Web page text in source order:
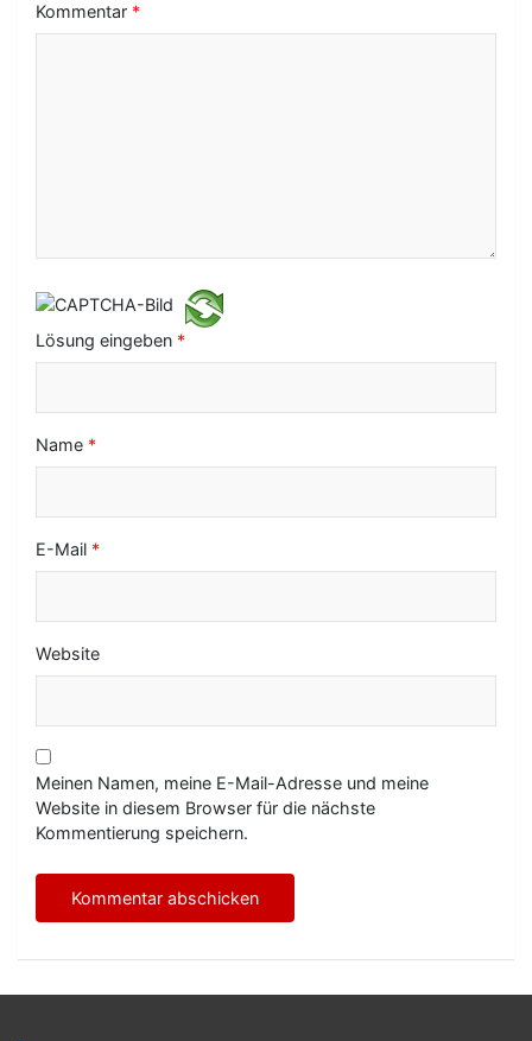
N
o
n
Kommentar *
Lösung eingeben *
Name *
E-Mail *
Website
Meinen Namen, meine E-Mail-Adresse und meine
Website in diesem Browser für die nächste
Kommentierung speichern.